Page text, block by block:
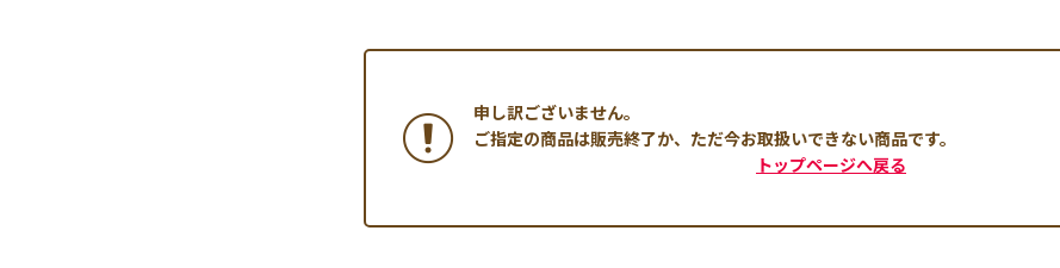
申し訳ございません。
ご指定の商品は販売終了か、ただ今お取扱いできない商品です。
トップページへ戻る